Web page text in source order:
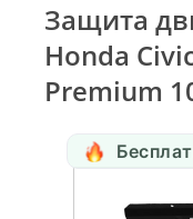
Защита
Honda
Premium